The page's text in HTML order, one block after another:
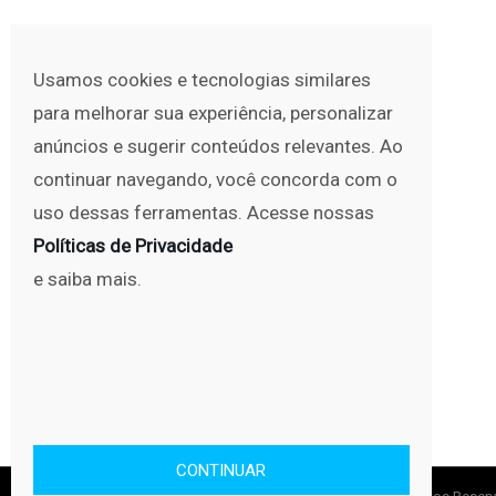
Usamos cookies e tecnologias similares
para melhorar sua experiência, personalizar
anúncios e sugerir conteúdos relevantes. Ao
continuar navegando, você concorda com o
uso dessas ferramentas. Acesse nossas
Políticas de Privacidade
e saiba mais.
CONTINUAR